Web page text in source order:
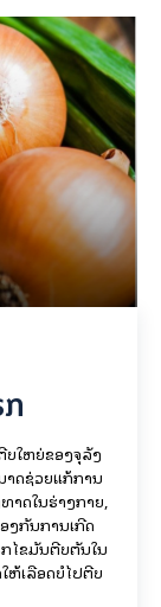
ໃຫຍ່ຂອງຈຸລັງ
າດຊ່ວຍແກ້ການ
າດໃນຮ່າງກາຍ,​
ງກັນການເກີດ
ໄຂມັນຕີບຕັນໃນ
ຫ້ເລືອດບໍ່ໄປຕີບ